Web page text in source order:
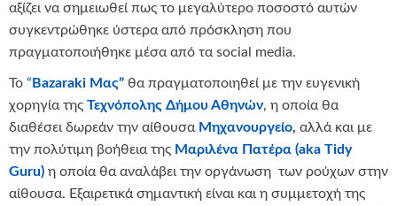
αξίζει να σημειωθεί πως το μεγαλύτερο ποσοστό αυτών
συγκεντρώθηκε ύστερα από πρόσκληση που
πραγματοποιήθηκε μέσα από τα social media.
Το “ Bazaraki Μας” θα πραγματοποιηθεί με την ευγενική
χορηγία της Τεχνόπολης Δήμου Αθηνών, η οποία θα
διαθέσει δωρεάν την αίθουσα Μηχανουργείο, αλλά και με
την πολύτιμη βοήθεια της Μαριλένα Πατέρα (aka Tidy
Guru) η οποία θα αναλάβει την οργάνωση των ρούχων στην
αίθουσα. Εξαιρετικά σημαντική είναι και η συμμετοχή της